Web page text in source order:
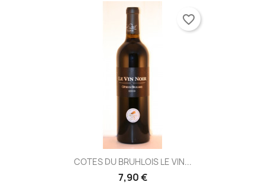
COTES DU BRUHLOIS LE VIN...
7,90 €
favorite_border